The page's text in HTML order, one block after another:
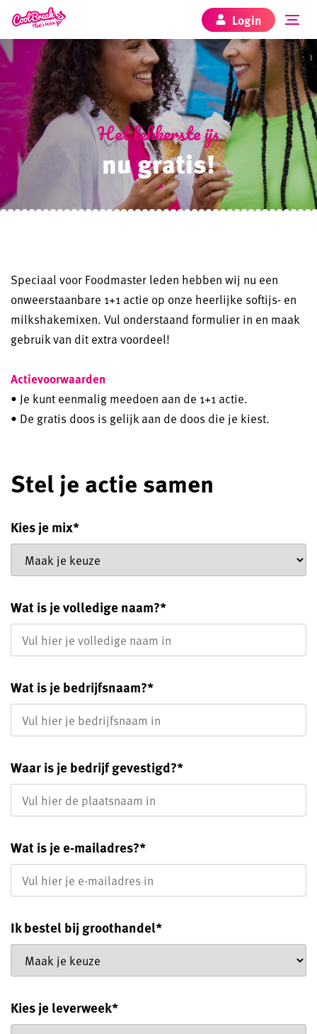
Login
Het lekkerste ijs
nu gratis!
Speciaal voor Foodmaster leden hebben wij nu een
onweerstaanbare 1+1 actie op onze heerlijke softijs- en
milkshakemixen. Vul onderstaand formulier in en maak
gebruik van dit extra voordeel!
Actievoorwaarden
• Je kunt eenmalig meedoen aan de 1+1 actie.
• De gratis doos is gelijk aan de doos die je kiest.
Stel je actie samen
Kies je mix*
Wat is je volledige naam?*
Wat is je bedrijfsnaam?*
Waar is je bedrijf gevestigd?*
Wat is je e-mailadres?*
Ik bestel bij groothandel*
Kies je leverweek*